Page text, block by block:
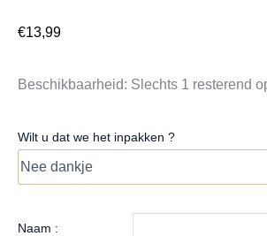
€13,99
Beschikbaarheid: Slechts 1 resterend
Wilt u dat we het inpakken ?
Naam :